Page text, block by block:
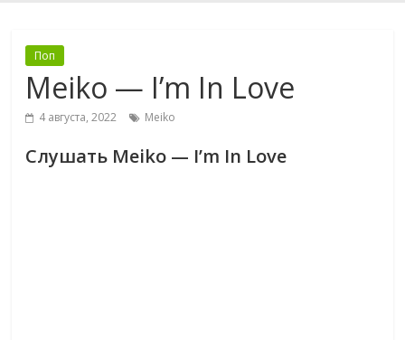
Поп
Meiko — I’m In Love
4 августа, 2022 Meiko
Слушать Meiko — I’m In Love